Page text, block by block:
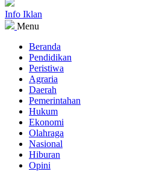
Info Iklan
Menu
Beranda
Pendidikan
Peristiwa
Agraria
Daerah
Pemerintahan
Hukum
Ekonomi
Olahraga
Nasional
Hiburan
Opini